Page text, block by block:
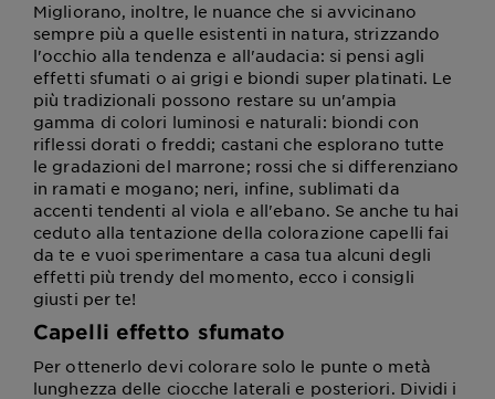
Migliorano, inoltre, le nuance che si avvicinano
sempre più a quelle esistenti in natura, strizzando
l'occhio alla tendenza e all'audacia: si pensi agli
effetti sfumati o ai grigi e biondi super platinati. Le
più tradizionali possono restare su un'ampia
gamma di colori luminosi e naturali: biondi con
riflessi dorati o freddi; castani che esplorano tutte
le gradazioni del marrone; rossi che si differenziano
in ramati e mogano; neri, infine, sublimati da
accenti tendenti al viola e all'ebano. Se anche tu hai
ceduto alla tentazione della colorazione capelli fai
da te e vuoi sperimentare a casa tua alcuni degli
effetti più trendy del momento, ecco i consigli
giusti per te!
Capelli effetto sfumato
Per ottenerlo devi colorare solo le punte o metà
lunghezza delle ciocche laterali e posteriori. Dividi i